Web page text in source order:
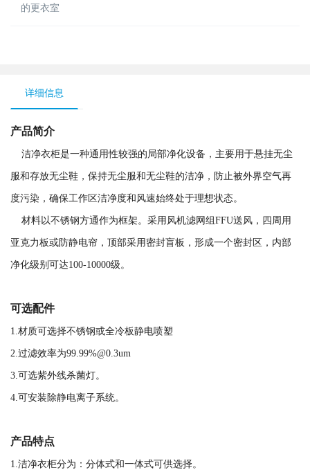
的更衣室
详细信息
产品简介
洁净衣柜是一种通用性较强的局部净化设备，主要用于悬挂无尘
服和存放无尘鞋，保持无尘服和无尘鞋的洁净，防止被外界空气再
度污染，确保工作区洁净度和风速始终处于理想状态。
材料以不锈钢方通作为框架。采用风机滤网组FFU送风，四周用
亚克力板或防静电帘，顶部采用密封盲板，形成一个密封区，内部
净化级别可达100-10000级。
可选配件
1.材质可选择不锈钢或全冷板静电喷塑
2.过滤效率为99.99%@0.3um
3.可选紫外线杀菌灯。
4.可安装除静电离子系统。
产品特点
1.洁净衣柜分为：分体式和一体式可供选择。